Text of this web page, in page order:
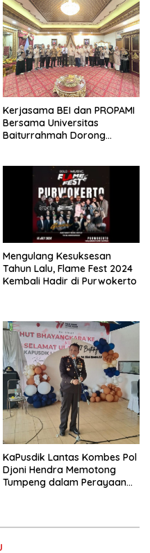
Kerjasama BEI dan PROPAMI
Bersama Universitas
Baiturrahmah Dorong
Mengulang Kesuksesan
Tahun Lalu, Flame Fest 2024
Kembali Hadir di Purwokerto
KaPusdik Lantas Kombes Pol
Djoni Hendra Memotong
Tumpeng dalam Perayaan